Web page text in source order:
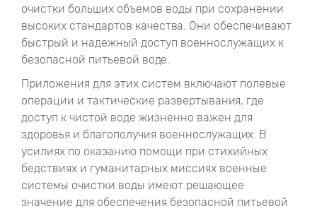
очистки больших объемов воды при сохранении
высоких стандартов качества. Они обеспечивают
быстрый и надежный доступ военнослужащих к
безопасной питьевой воде.
Приложения для этих систем включают полевые
операции и тактические развертывания, где
доступ к чистой воде жизненно важен для
здоровья и благополучия военнослужащих. В
усилиях по оказанию помощи при стихийных
бедствиях и гуманитарных миссиях военные
системы очистки воды имеют решающее
значение для обеспечения безопасной питьевой